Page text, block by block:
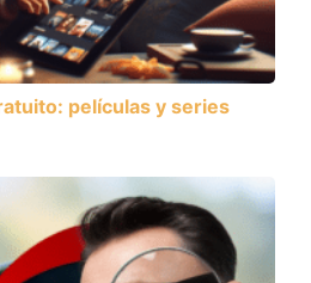
películas y series